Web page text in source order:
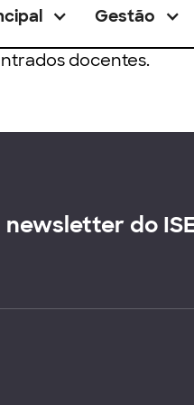
Gestão
docentes.
newsletter do